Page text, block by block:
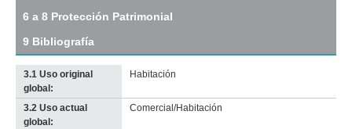
original
6 a 8 Protección Patrimonial
9 Bibliografía
3.1 Uso original
global:
Habitación
3.2 Uso actual
global:
Comercial/Habitación